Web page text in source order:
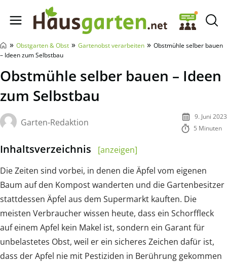
Hausgarten.net
» Obstgarten & Obst » Gartenobst verarbeiten » Obstmühle selber bauen
– Ideen zum Selbstbau
Obstmühle selber bauen – Ideen
zum Selbstbau
Garten-Redaktion
9. Juni 2023
5 Minuten
Inhaltsverzeichnis
[anzeigen]
Die Zeiten sind vorbei, in denen die Äpfel vom eigenen
Baum auf den Kompost wanderten und die Gartenbesitzer
stattdessen Äpfel aus dem Supermarkt kauften. Die
meisten Verbraucher wissen heute, dass ein Schorffleck
auf einem Apfel kein Makel ist, sondern ein Garant für
unbelastetes Obst, weil er ein sicheres Zeichen dafür ist,
dass der Apfel nie mit Pestiziden in Berührung gekommen